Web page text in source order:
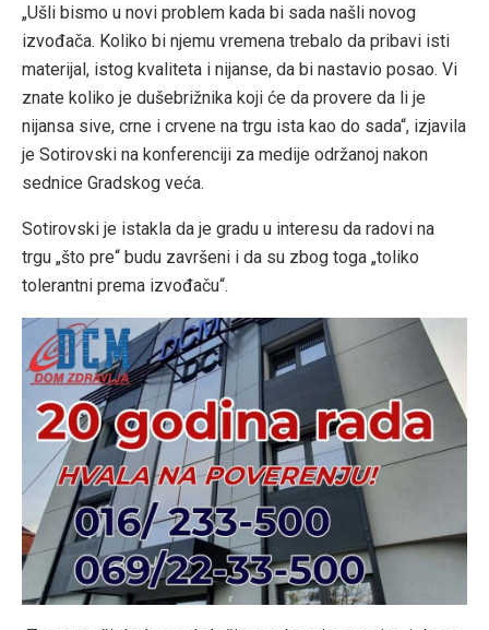
„Ušli bismo u novi problem kada bi sada našli novog
izvođača. Koliko bi njemu vremena trebalo da pribavi isti
materijal, istog kvaliteta i nijanse, da bi nastavio posao. Vi
znate koliko je dušebrižnika koji će da provere da li je
nijansa sive, crne i crvene na trgu ista kao do sada“, izjavila
je Sotirovski na konferenciji za medije održanoj nakon
sednice Gradskog veća.
Sotirovski je istakla da je gradu u interesu da radovi na
trgu „što pre“ budu završeni i da su zbog toga „toliko
tolerantni prema izvođaču“.